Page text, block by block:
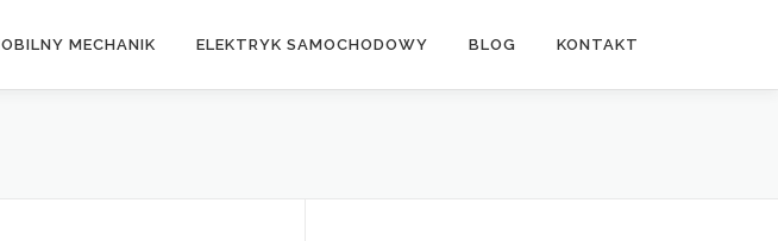
MECHANIK ELEKTRYK SAMOCHODOWY BLOG KONTAKT